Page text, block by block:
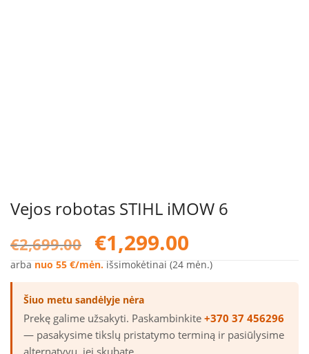
Vejos robotas STIHL iMOW 6
€2,699.00
price
was:
€2,699.00.
€1,299.00
is:
€1,299.00.
arba nuo 55 €/mėn. išsimokėtinai (24 mėn.)
Šiuo metu sandėlyje nėra
Prekę galime užsakyti. Paskambinkite +370 37 456296
— pasakysime tikslų pristatymo terminą ir pasiūlysime